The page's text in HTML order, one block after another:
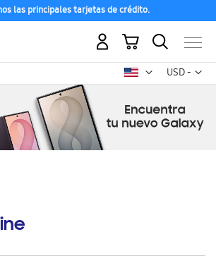
las principales tarjetas de crédito.
USD -
dólar
Mi carrito